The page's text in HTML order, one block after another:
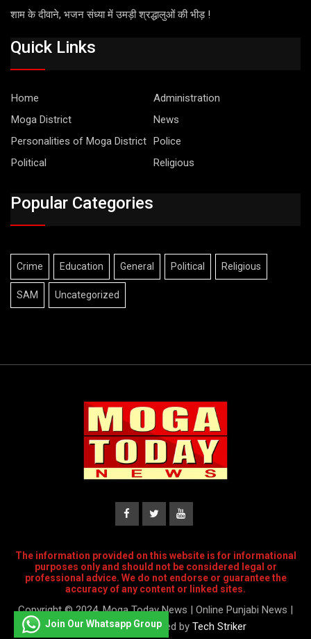
शाम के दीवाने, भजन संध्या में उमड़ी श्रद्धालुओं की भीड़ !
Quick Links
Home
Administration
Moga District
News
Personalities of Moga District Police
Political
Religious
Popular Categories
Crime Education General Political Religious
SAM Uncategorized
The information provided on this website is for informational
purposes only and should not be considered legal or
professional advice. We do not endorse or guarantee the
accuracy of any content or linked sites.
Copyright © 2024, Moga Today News | Online Punjabi News |
Designed and Developed by Tech Striker
Join Our Whatsapp Group